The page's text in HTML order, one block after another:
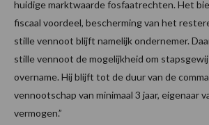
huidige marktwaarde fosfaatrechten. Het
fiscaal voordeel, bescherming van het
stille vennoot blijft namelijk ondernemer.
stille vennoot de mogelijkheid om
overname. Hij blijft tot de duur van de
vennootschap van minimaal 3 jaar, eigenaar
vermogen.”